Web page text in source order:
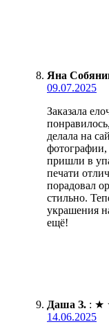
Яна
09.07.2025
Заказала
делала на
пришли в
печати
порадовал
стильно.
украшения
ещё!
Даша З. : ★
14.06.2025